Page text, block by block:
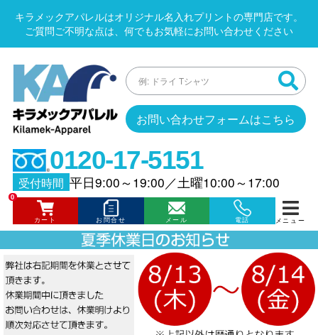
キラメックアパレルはオリジナル名入れプリントの専門店です。
ご質問ご不明な点は、何でもお気軽にお問い合わせください
お問い合わせフォームはこちら
0120-17-5151
受付時間 平日9:00～19:00／土曜10:00～17:00
カート
0
お問合せ メール 電話 メニュー